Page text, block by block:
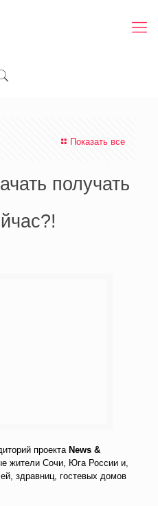
Показать все
получать
проекта News &
жители Сочи, Юга России и,
здравниц, гостевых домов